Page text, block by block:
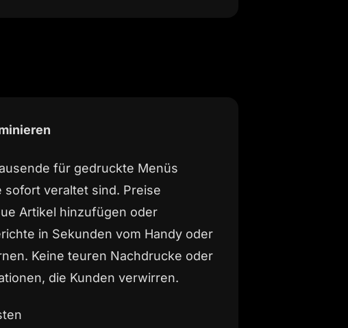
für gedruckte Menüs
sofort veraltet sind. Preise
Artikel hinzufügen oder
in Sekunden vom Handy oder
Keine teuren Nachdrucke oder
die Kunden verwirren.